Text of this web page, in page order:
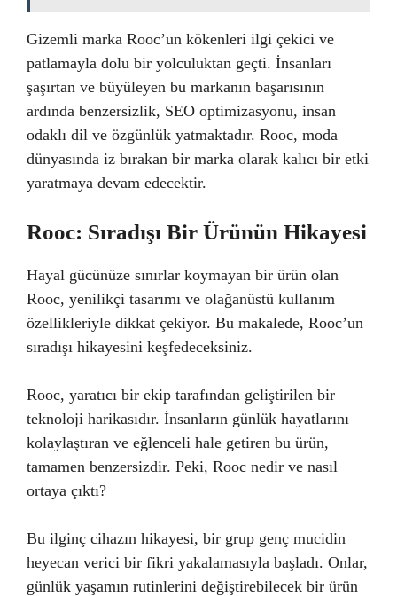
Gizemli marka Rooc’un kökenleri ilgi çekici ve
patlamayla dolu bir yolculuktan geçti. İnsanları
şaşırtan ve büyüleyen bu markanın başarısının
ardında benzersizlik, SEO optimizasyonu, insan
odaklı dil ve özgünlük yatmaktadır. Rooc, moda
dünyasında iz bırakan bir marka olarak kalıcı bir etki
yaratmaya devam edecektir.
Rooc: Sıradışı Bir Ürünün Hikayesi
Hayal gücünüze sınırlar koymayan bir ürün olan
Rooc, yenilikçi tasarımı ve olağanüstü kullanım
özellikleriyle dikkat çekiyor. Bu makalede, Rooc’un
sıradışı hikayesini keşfedeceksiniz.
Rooc, yaratıcı bir ekip tarafından geliştirilen bir
teknoloji harikasıdır. İnsanların günlük hayatlarını
kolaylaştıran ve eğlenceli hale getiren bu ürün,
tamamen benzersizdir. Peki, Rooc nedir ve nasıl
ortaya çıktı?
Bu ilginç cihazın hikayesi, bir grup genç mucidin
heyecan verici bir fikri yakalamasıyla başladı. Onlar,
günlük yaşamın rutinlerini değiştirebilecek bir ürün